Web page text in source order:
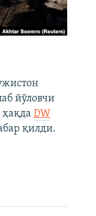
йўловчи
ҳақда DW
қилди.